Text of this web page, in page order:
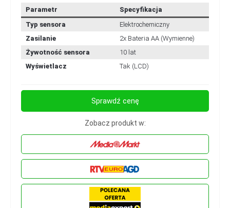
Parametr
Specyfikacja
Typ sensora
Elektrochemiczny
Zasilanie
2x Bateria AA (Wymienne)
Żywotność sensora
10 lat
Wyświetlacz
Tak (LCD)
Sprawdź cenę
Zobacz produkt w: